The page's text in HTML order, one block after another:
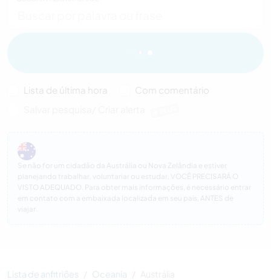
Lista de última hora
Com comentário
Se não for um cidadão da Austrália ou Nova Zelândia e estiver
planejando trabalhar, voluntariar ou estudar, VOCÊ PRECISARÁ O
VISTO ADEQUADO. Para obter mais informações, é necessário entrar
em contato com a embaixada localizada em seu país, ANTES de
viajar.
Lista de anfitriões Oceania